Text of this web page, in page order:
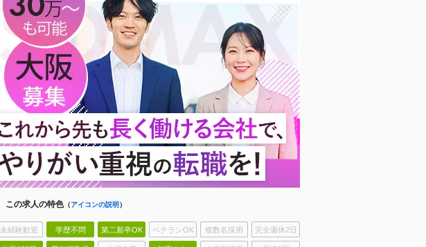
この求人の特色（アイコンの説明）
未経験歓迎 学歴不問 第二新卒OK ベテランOK 複数名採用 完全週休2日